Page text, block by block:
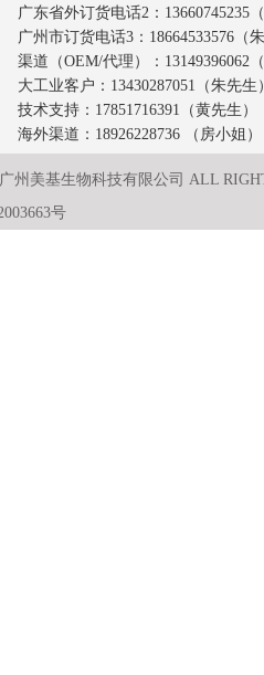
广东省外订货电话2：13660745235
广州市订货电话3：18664533576（
渠道（OEM/代理）：13149396062
大工业客户：13430287051（朱先生
技术支持：17851716391（黄先生）
海外渠道：18926228736 （房小姐）
州美基生物科技有限公司 ALL
号